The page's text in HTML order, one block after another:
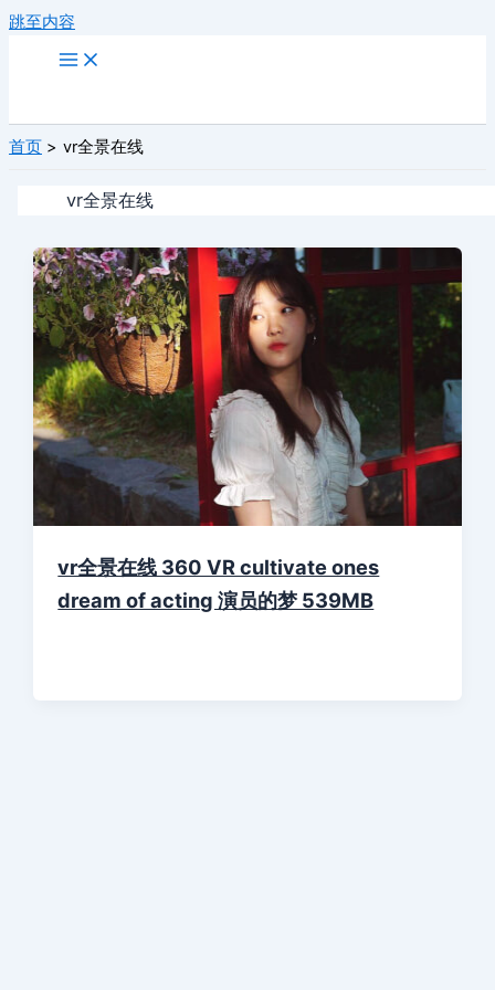
跳至内容
首页 vr全景在线
vr全景在线
vr全景在线 360 VR cultivate ones
dream of acting 演员的梦 539MB